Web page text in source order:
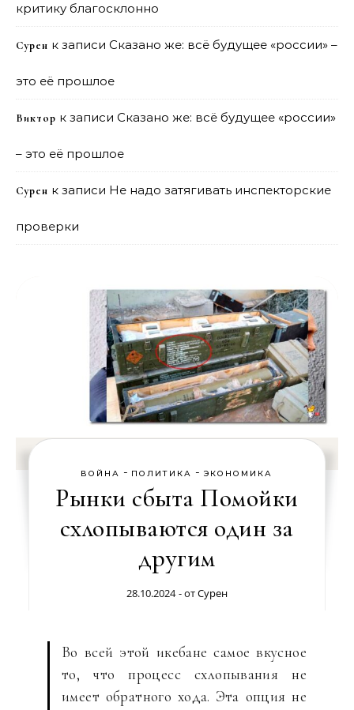
критику благосклонно
Сурен к записи Сказано же: всё будущее «россии» –
это её прошлое
Виктор к записи Сказано же: всё будущее «россии»
– это её прошлое
Сурен к записи Не надо затягивать инспекторские
проверки
ВОЙНА - ПОЛИТИКА - ЭКОНОМИКА
Рынки сбыта Помойки
схлопываются один за
другим
28.10.2024 - отСурен
Во всей этой икебане самое вкусное
то, что процесс схлопывания не
имеет обратного хода. Эта опция не